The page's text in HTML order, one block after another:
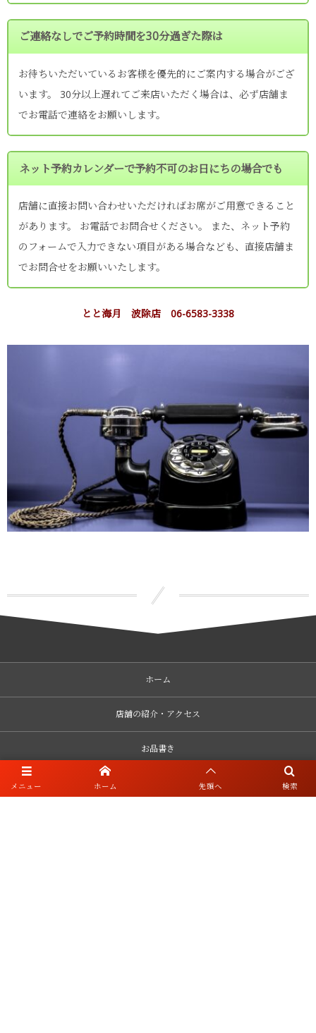
ご連絡なしでご予約時間を30分過ぎた際は
お待ちいただいているお客様を優先的にご案内する場合がござ
います。 30分以上遅れてご来店いただく場合は、必ず店舗ま
でお電話で連絡をお願いします。
ネット予約カレンダーで予約不可のお日にちの場合でも
店舗に直接お問い合わせいただければお席がご用意できること
があります。 お電話でお問合せください。 また、ネット予約
のフォームで入力できない項目がある場合なども、直接店舗ま
でお問合せをお願いいたします。
とと海月 波除店 06-6583-3338
ホーム
店舗の紹介・アクセス
お品書き
メニュー 検索
ホーム 先頭へ